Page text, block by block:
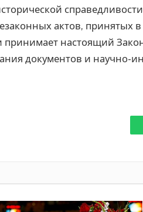
актов, принятых
настоящий
документов и научно-